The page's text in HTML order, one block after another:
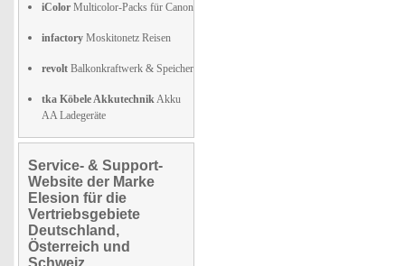
iColor Multicolor-Packs für Canon
infactory Moskitonetz Reisen
revolt Balkonkraftwerk & Speicher
tka Köbele AkkutechnikAkku
AA Ladegeräte
Service- & Support-
Website der Marke
Elesion für die
Vertriebsgebiete
Deutschland,
Österreich und
Schweiz